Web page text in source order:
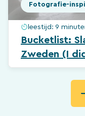
Fotografie-
leestijd: 9
Bucketlist:
Zweden (I